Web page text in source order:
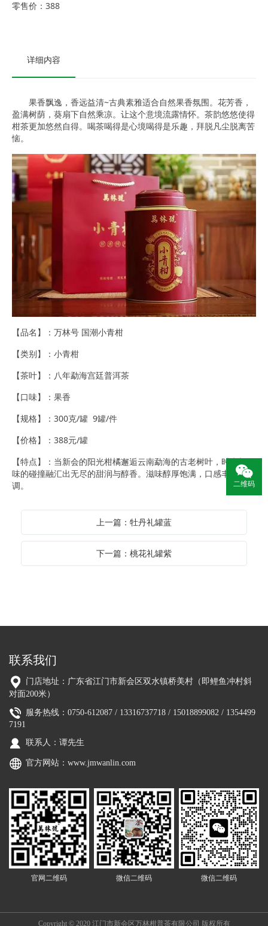
零售价： 388
详细内容
果香飘逸，香远益清~古典素雅适合自然果香氛围。花芳香，
盈满树荫，葵扇下自然乘凉。让这个意境流露情怀。茶韵悠悠使得
柑茶更加悠然自得。喝茶喝得是心境喝得是乐趣，拜脱凡尘脱离苦
恼。
【品名】：万林号 国潮小青柑
【类别】：小青柑
【茶叶】：八年勐海宫廷普洱茶
【口味】：果香
【规格】：300克/罐 9罐/件
【价格】：388元/罐
【特点】：当新会的阳光柑橘邂逅云南勐海的古老树叶，时光与滋
味的碰撞融汇出无尽的甜润与醇香。滋味醇厚饱满，口感丰富协
调。
上一篇：牡丹礼罐蓝
下一篇：桃花礼罐紫
联系我们
门店地址：广东省江门市新会区双水镇桥美村（即鲤鱼冲村斜
对面200米）
服务热线：0750-612087 / 13316737718 / 15018899082 / 1354499
7191
联系人：谭先生
官方网站： www.jmwanlin.com
官网二维码 微信二维码 微信二维码
Copyright © 2020 江门市新会区万林柑普茶有限公司 版权所有
二维码